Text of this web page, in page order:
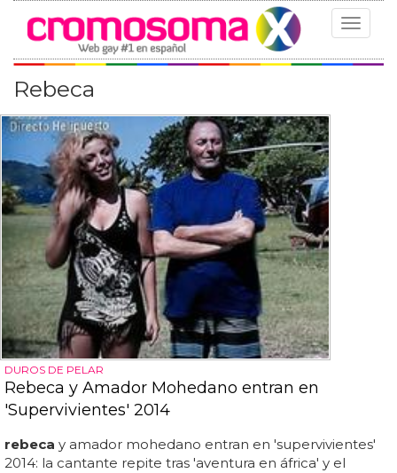
Toggle
Rebeca
DUROS DE PELAR
Rebeca y Amador Mohedano entran en
'Supervivientes' 2014
rebeca y amador mohedano entran en 'supervivientes'
2014: la cantante repite tras 'aventura en áfrica' y el